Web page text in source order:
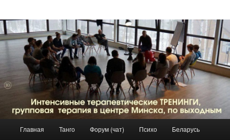
Перейти
Перейти
Главная Танго Форум (чат) Психо Беларусь